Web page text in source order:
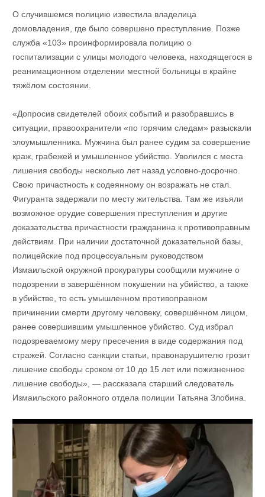
О случившемся полицию известила владелица
домовладения, где было совершено преступление. Позже
служба «103» проинформировала полицию о
госпитализации с улицы молодого человека, находящегося в
реанимационном отделении местной больницы в крайне
тяжёлом состоянии.
«Допросив свидетелей обоих событий и разобравшись в
ситуации, правоохранители «по горячим следам» разыскали
злоумышленника. Мужчина был ранее судим за совершение
краж, грабежей и умышленное убийство. Уволился с места
лишения свободы несколько лет назад условно-досрочно.
Свою причастность к содеянному он возражать не стал.
Фигуранта задержали по месту жительства. Там же изъяли
возможное орудие совершения преступления и другие
доказательства причастности гражданина к противоправным
действиям. При наличии достаточной доказательной базы,
полицейские под процессуальным руководством
Измаильской окружной прокуратуры сообщили мужчине о
подозрении в завершённом покушении на убийство, а также
в убийстве, то есть умышленном противоправном
причинении смерти другому человеку, совершённом лицом,
ранее совершившим умышленное убийство. Суд избрал
подозреваемому меру пресечения в виде содержания под
стражей. Согласно санкции статьи, правонарушителю грозит
лишение свободы сроком от 10 до 15 лет или пожизненное
лишение свободы», — рассказала старший следователь
Измаильского районного отдела полиции Татьяна Злобина.